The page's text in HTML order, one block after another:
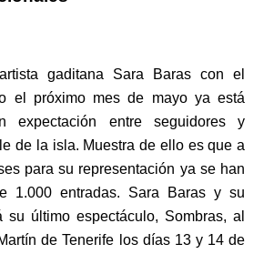
gaditana Sara Baras con el
el próximo mes de mayo ya está
expectación entre seguidores y
de la isla. Muestra de ello es que a
para su representación ya se han
1.000 entradas. Sara Baras y su
su último espectáculo, Sombras, al
de Tenerife los días 13 y 14 de